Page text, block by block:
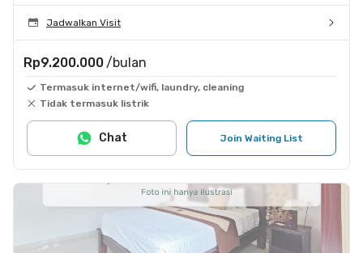
Jadwalkan Visit
Rp9.200.000 /bulan
Termasuk internet/wifi, laundry, cleaning
Tidak termasuk listrik
Join Waiting List
Chat